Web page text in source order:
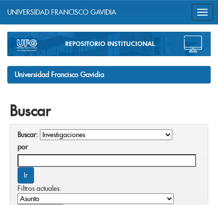
navigation
UNIVERSIDAD FRANCISCO GAVIDIA
Universidad Francisco Gavidia
Buscar
Buscar:
por
Filtros actuales: